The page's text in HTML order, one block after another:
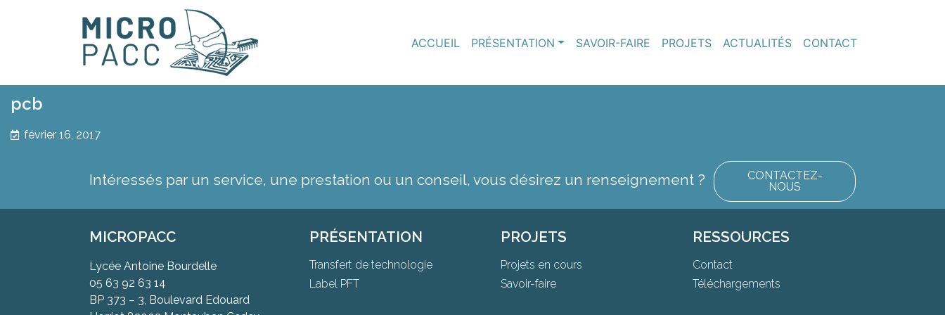
ACCUEIL PRÉSENTATION SAVOIR-FAIRE PROJETS ACTUALITÉS CONTACT
pcb
février 16, 2017
Intéressés par un service, une prestation ou un conseil, vous désirez un renseignement ?
CONTACTEZ-
NOUS
MICROPACC
Lycée Antoine Bourdelle
05 63 92 63 14
BP 373 – 3, Boulevard Edouard
PRÉSENTATION
Transfert de technologie
Label PFT
PROJETS
Projets en cours
Savoir-faire
RESSOURCES
Contact
Téléchargements